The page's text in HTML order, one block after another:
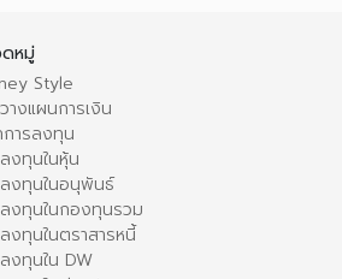
หมู่
Style
างแผนการเงิน
ารลงทุน
งทุนในหุ้น
งทุนในอนุพันธ์
งทุนในกองทุนรวม
งทุนในตราสารหนี้
งทุนใน DW